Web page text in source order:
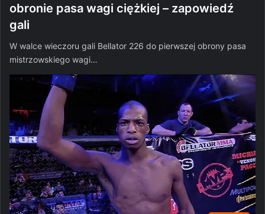
obronie pasa wagi ciężkiej – zapowiedź
gali
W walce wieczoru gali Bellator 226 do pierwszej obrony pasa
mistrzowskiego wagi…